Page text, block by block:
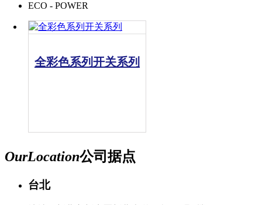
ECO - POWER
全彩色系列开关系列
OurLocation公司据点
台北